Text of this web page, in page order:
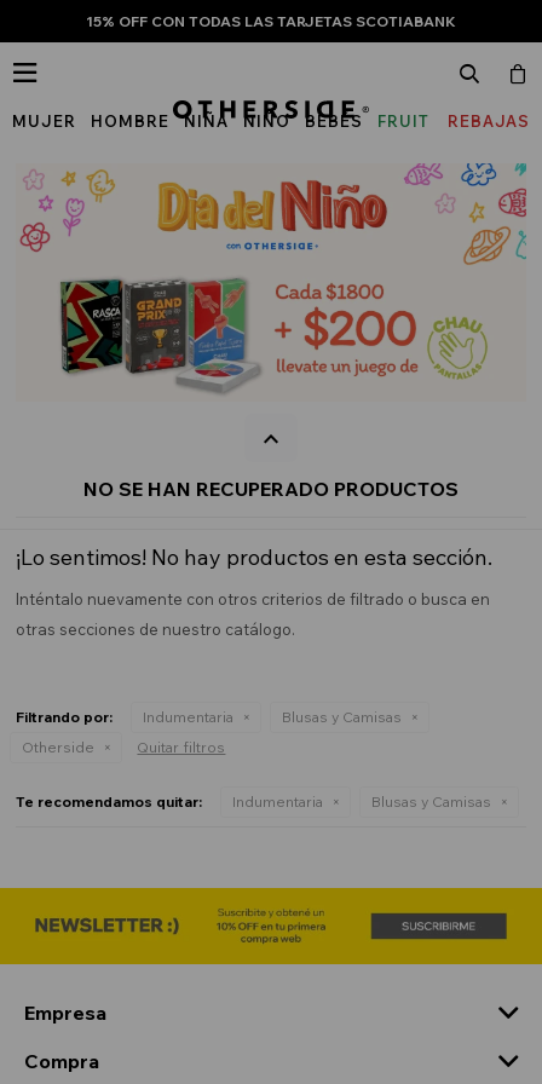
15% OFF CON TODAS LAS TARJETAS SCOTIABANK
MUJER HOMBRE NIÑA NIÑO BEBÉS
FRUIT
THE
LOOM
REBAJAS

NO SE HAN RECUPERADO PRODUCTOS
¡Lo sentimos! No hay productos en esta sección.
Inténtalo nuevamente con otros criterios de filtrado o busca en
otras secciones de nuestro catálogo.
Filtrando por: Indumentaria
Blusas y Camisas
Otherside
Quitar filtros
Te recomendamos quitar: Indumentaria Blusas y Camisas
Empresa
Compra